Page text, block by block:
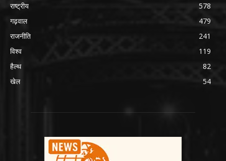
राष्ट्रीय
578
गढ़वाल
479
राजनीति
241
विश्व
119
हैल्थ
82
खेल
54